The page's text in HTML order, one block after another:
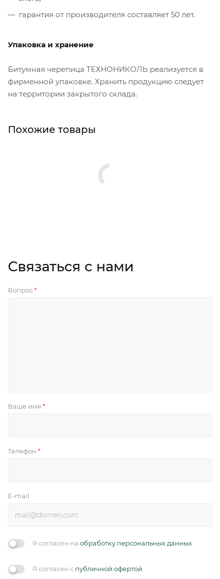
гарантия от производителя составляет 50 лет.
Упаковка и хранение
Битумная черепица ТЕХНОНИКОЛЬ реализуется в
фирменной упаковке. Хранить продукцию следует
на территории закрытого склада.
Похожие товары
Связаться с нами
Вопрос *
Ваше имя *
Телефон *
E-mail
Я согласен на обработку персональных данных
Я согласен с публичной офертой